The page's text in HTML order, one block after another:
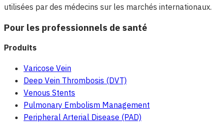
utilisées par des médecins sur les marchés internationaux.
Pour les professionnels de santé
Produits
Varicose Vein
Deep Vein Thrombosis (DVT)
Venous Stents
Pulmonary Embolism Management
Peripheral Arterial Disease (PAD)